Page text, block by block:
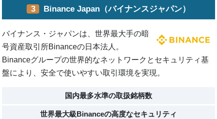
3 Binance Japan（バイナンスジャパン）
バイナンス・ジャパンは、世界最大手の暗
号資産取引所Binanceの日本法人。
Binanceグループの世界的なネットワークとセキュリティ基
盤により、安全で使いやすい取引環境を実現。
国内最多水準の取扱銘柄数
世界最大級Binanceの高度なセキュリティ